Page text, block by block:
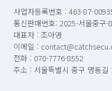
사업자등록번호 : 463-87-
통신판매번호: 2025-서울중구-
대표자 : 조아영
이메일 :
전화 : 070-7776-8552
주소 : 서울특별시 중구 명동